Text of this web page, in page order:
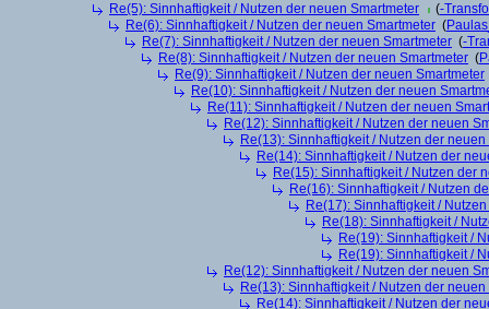
Re(5): Sinnhaftigkeit / Nutzen der neuen Smartmeter
(-
Re(6): Sinnhaftigkeit / Nutzen der neuen Smartmeter (
Re(7): Sinnhaftigkeit / Nutzen der neuen Smartmeter (-
Re(8): Sinnhaftigkeit / Nutzen der neuen Smartmeter (
Re(9): Sinnhaftigkeit / Nutzen der neuen Smartmeter
Re(10): Sinnhaftigkeit / Nutzen der neuen
Re(11): Sinnhaftigkeit / Nutzen der neuen
Re(12): Sinnhaftigkeit / Nutzen der neuen
Re(13): Sinnhaftigkeit / Nutzen der neuen
Re(14): Sinnhaftigkeit / Nutzen der
Re(15): Sinnhaftigkeit / Nutzen der
Re(16): Sinnhaftigkeit / Nutzen
Re(17): Sinnhaftigkeit /
Re(18): Sinnhaftigkeit /
Re(19): Sinnhaftigkeit /
Re(19): Sinnhaftigkeit /
Re(12): Sinnhaftigkeit / Nutzen der neuen
Re(13): Sinnhaftigkeit / Nutzen der neuen
Re(14): Sinnhaftigkeit / Nutzen der